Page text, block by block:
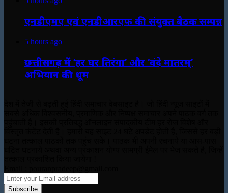
एनडीएमए एवं एनडीआरएफ की संयुक्त बैठक सम्पन्न
5 hours ago
छत्तीसगढ़ में ‘हर घर तिरंगा’ और ‘वंदे मातरम्’
अभियान की धूम
Enter
your